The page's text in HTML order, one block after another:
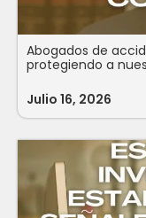
Abogados de
protegiendo a
Julio 16, 2026